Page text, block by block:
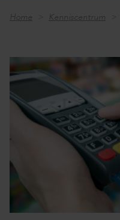
Home Kenniscentrum